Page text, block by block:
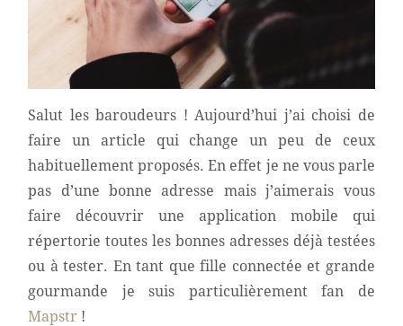
Salut les baroudeurs ! Aujourd’hui j’ai choisi de
faire un article qui change un peu de ceux
habituellement proposés. En effet je ne vous parle
pas d’une bonne adresse mais j’aimerais vous
faire découvrir une application mobile qui
répertorie toutes les bonnes adresses déjà testées
ou à tester. En tant que fille connectée et grande
gourmande je suis particulièrement fan de
Mapstr !